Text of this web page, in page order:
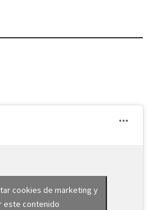
cookies de marketing y
este contenido